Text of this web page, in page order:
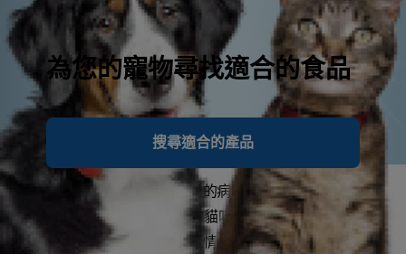
為您的寵物尋找適合的食品
搜尋適合的產品
貓咪胰臟炎是一種胰臟發炎的病症，而根據康乃爾貓病
醫學中心
表示，低於 2 % 的貓咪會出現此狀況。但胰
臟到底有什麼功能呢？哪些情況會導致胰臟發炎？儘管